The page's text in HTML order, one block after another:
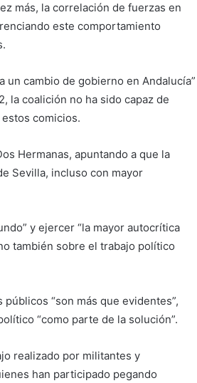
más, la correlación de fuerzas en
este comportamiento
un cambio de gobierno en Andalucía”
la coalición no ha sido capaz de
comicios.
Hermanas, apuntando a que la
Sevilla, incluso con mayor
y ejercer “la mayor autocrítica
también sobre el trabajo político
“son más que evidentes”,
“como parte de la solución”.
realizado por militantes y
han participado pegando